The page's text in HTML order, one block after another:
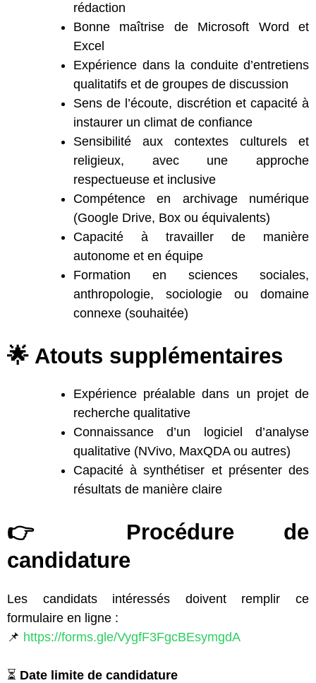
rédaction
Bonne maîtrise de Microsoft Word et
Excel
Expérience dans la conduite d’entretiens
qualitatifs et de groupes de discussion
Sens de l’écoute, discrétion et capacité à
instaurer un climat de confiance
Sensibilité aux contextes culturels et
religieux, avec une approche
respectueuse et inclusive
Compétence en archivage numérique
(Google Drive, Box ou équivalents)
Capacité à travailler de manière
autonome et en équipe
Formation en sciences sociales,
anthropologie, sociologie ou domaine
connexe (souhaitée)
🌟 Atouts supplémentaires
Expérience préalable dans un projet de
recherche qualitative
Connaissance d’un logiciel d’analyse
qualitative (NVivo, MaxQDA ou autres)
Capacité à synthétiser et présenter des
résultats de manière claire
👉 Procédure de
candidature
Les candidats intéressés doivent remplir ce
formulaire en ligne :
📌 https://forms.gle/VygfF3FgcBEsymgdA
⏳ Date limite de candidature